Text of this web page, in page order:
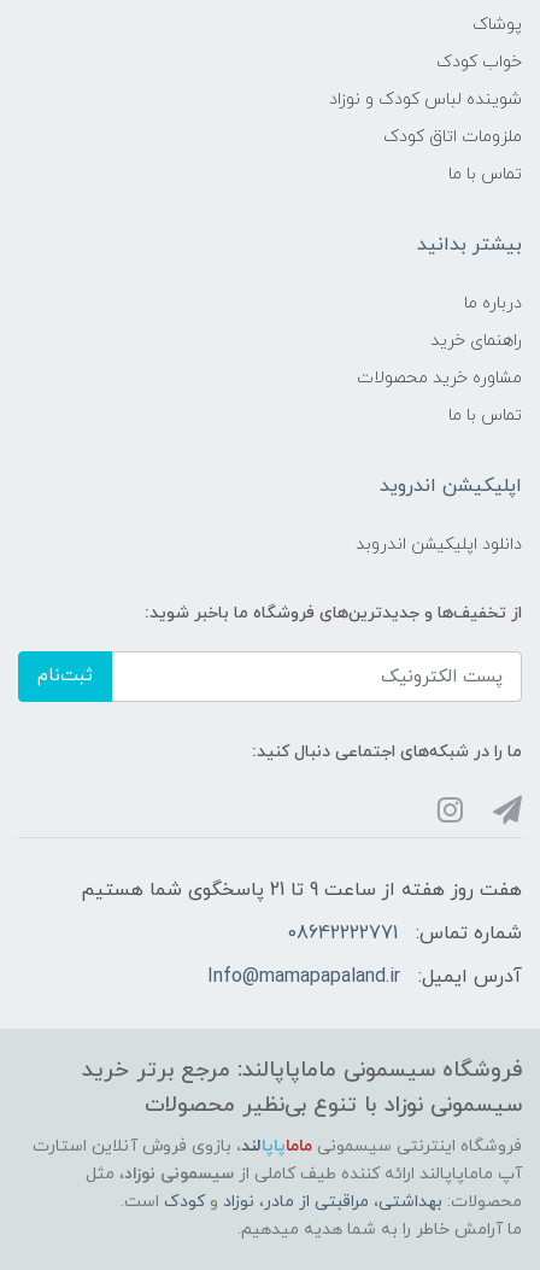
پوشاک
خواب کودک
شوینده لباس کودک و نوزاد
ملزومات اتاق کودک
تماس با ما
بیشتر بدانید
درباره ما
راهنمای خرید
مشاوره خرید محصولات
تماس با ما
اپلیکیشن اندروید
دانلود اپلیکیشن اندروبد
از تخفیف‌ها و جدیدترین‌های فروشگاه ما باخبر شوید:
ثبت‌نام
ما را در شبکه‌های اجتماعی دنبال کنید:
هفت روز هفته از ساعت 9 تا 21 پاسخگوی شما هستیم
شماره تماس:
08642222771
آدرس ایمیل:
Info@mamapapaland.ir
فروشگاه سیسمونی ماماپاپالند: مرجع برتر خرید
سیسمونی نوزاد با تنوع بی‌نظیر محصولات
فروشگاه اینترنتی سیسمونی ماماپاپالند، بازوی فروش آنلاین استارت
آپ ماماپاپالند ارائه کننده طیف کاملی از سیسمونی نوزاد، مثل
محصولات: بهداشتی، مراقبتی از مادر، نوزاد وکودک است.
ما آرامش خاطر را به شما هدیه میدهیم.